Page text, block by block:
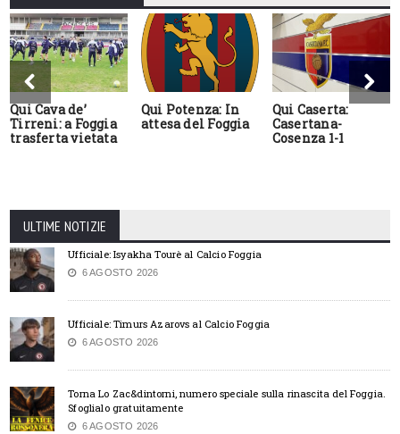
Qui Cava de’
Tirreni: a Foggia
trasferta vietata
Qui Potenza: In
attesa del Foggia
Qui Caserta:
Casertana-
Cosenza 1-1
ULTIME NOTIZIE
Ufficiale: Isyakha Tourè al Calcio Foggia
6 AGOSTO 2026
Ufficiale: Timurs Azarovs al Calcio Foggia
6 AGOSTO 2026
Torna Lo Zac&dintorni, numero speciale sulla rinascita del Foggia.
Sfoglialo gratuitamente
6 AGOSTO 2026